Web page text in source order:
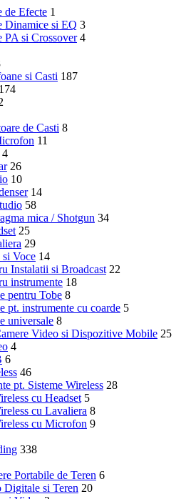
de Efecte 1
Dinamice si EQ 3
PA si Crossover 4
si Casti 187
174
de Casti 8
11
4
26
10
14
58
mica / Shotgun 34
25
29
Voce 14
Instalatii si Broadcast 22
instrumente 18
pentru Tobe 8
pt. instrumente cu coarde 5
universale 8
Video si Dispozitive Mobile 25
4
6
46
pt. Sisteme Wireless 28
cu Headset 5
cu Lavaliera 8
cu Microfon 9
338
Portabile de Teren 6
Digitale si Teren 20